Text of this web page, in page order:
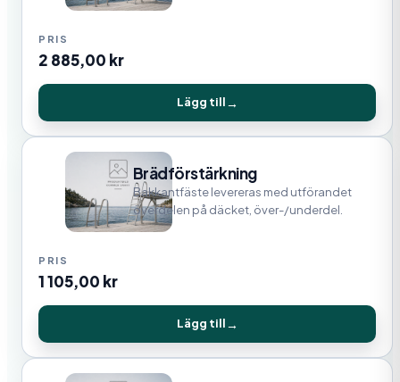
2 885,00 kr
Lägg till
Brädförstärkning
Bakkantfäste levereras med utförandet
överdelen på däcket, över-/underdel.
1 105,00 kr
Lägg till